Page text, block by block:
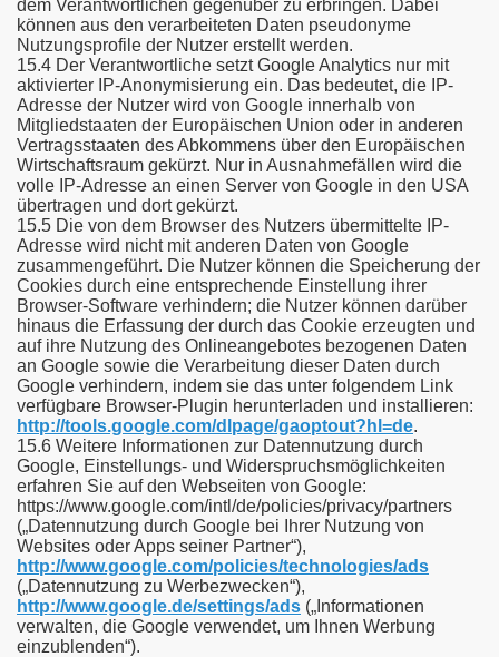
dem Verantwortlichen gegenüber zu erbringen. Dabei
können aus den verarbeiteten Daten pseudonyme
Nutzungsprofile der Nutzer erstellt werden.
15.4 Der Verantwortliche setzt Google Analytics nur mit
aktivierter IP-Anonymisierung ein. Das bedeutet, die IP-
Adresse der Nutzer wird von Google innerhalb von
Mitgliedstaaten der Europäischen Union oder in anderen
Vertragsstaaten des Abkommens über den Europäischen
Wirtschaftsraum gekürzt. Nur in Ausnahmefällen wird die
volle IP-Adresse an einen Server von Google in den USA
übertragen und dort gekürzt.
15.5 Die von dem Browser des Nutzers übermittelte IP-
Adresse wird nicht mit anderen Daten von Google
zusammengeführt. Die Nutzer können die Speicherung der
Cookies durch eine entsprechende Einstellung ihrer
Browser-Software verhindern; die Nutzer können darüber
hinaus die Erfassung der durch das Cookie erzeugten und
auf ihre Nutzung des Onlineangebotes bezogenen Daten
an Google sowie die Verarbeitung dieser Daten durch
Google verhindern, indem sie das unter folgendem Link
verfügbare Browser-Plugin herunterladen und installieren:
http://tools.google.com/dlpage/gaoptout?hl=de.
15.6 Weitere Informationen zur Datennutzung durch
Google, Einstellungs- und Widerspruchsmöglichkeiten
erfahren Sie auf den Webseiten von Google:
https://www.google.com/intl/de/policies/privacy/partners
(„Datennutzung durch Google bei Ihrer Nutzung von
Websites oder Apps seiner Partner“),
http://www.google.com/policies/technologies/ads
(„Datennutzung zu Werbezwecken“),
http://www.google.de/settings/ads („Informationen
verwalten, die Google verwendet, um Ihnen Werbung
einzublenden“).